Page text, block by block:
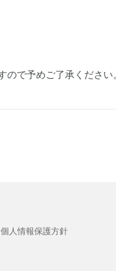
で予めご了承ください
個人情報保護方針